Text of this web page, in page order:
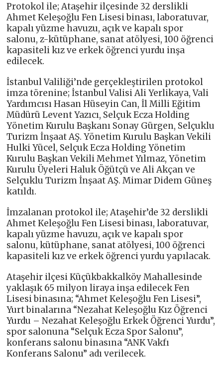
Protokol ile; Ataşehir ilçesinde 32 derslikli
Ahmet Keleşoğlu Fen Lisesi binası, laboratuvar,
kapalı yüzme havuzu, açık ve kapalı spor
salonu, z-kütüphane, sanat atölyesi, 100 öğrenci
kapasiteli kız ve erkek öğrenci yurdu inşa
edilecek.
İstanbul Valiliği’nde gerçekleştirilen protokol
imza törenine; İstanbul Valisi Ali Yerlikaya, Vali
Yardımcısı Hasan Hüseyin Can, İl Milli Eğitim
Müdürü Levent Yazıcı, Selçuk Ecza Holding
Yönetim Kurulu Başkanı Sonay Gürgen, Selçuklu
Turizm İnşaat AŞ. Yönetim Kurulu Başkan Vekili
Hulki Yücel, Selçuk Ecza Holding Yönetim
Kurulu Başkan Vekili Mehmet Yılmaz, Yönetim
Kurulu Üyeleri Haluk Öğütçü ve Ali Akçan ve
Selçuklu Turizm İnşaat AŞ. Mimar Didem Güneş
katıldı.
İmzalanan protokol ile; Ataşehir’de 32 derslikli
Ahmet Keleşoğlu Fen Lisesi binası, laboratuvar,
kapalı yüzme havuzu, açık ve kapalı spor
salonu, kütüphane, sanat atölyesi, 100 öğrenci
kapasiteli kız ve erkek öğrenci yurdu yapılacak.
Ataşehir ilçesi Küçükbakkalköy Mahallesinde
yaklaşık 65 milyon liraya inşa edilecek Fen
Lisesi binasına; “Ahmet Keleşoğlu Fen Lisesi”,
Yurt binalarına “Nezahat Keleşoğlu Kız Öğrenci
Yurdu – Nezahat Keleşoğlu Erkek Öğrenci Yurdu”,
spor salonuna “Selçuk Ecza Spor Salonu”,
konferans salonu binasına “ANK Vakfı
Konferans Salonu” adı verilecek.